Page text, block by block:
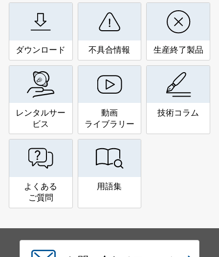
ダウンロード 不具合情報 生産終了製品
レンタルサー
ビス
動画
ライブラリー
技術コラム
よくある
ご質問
用語集